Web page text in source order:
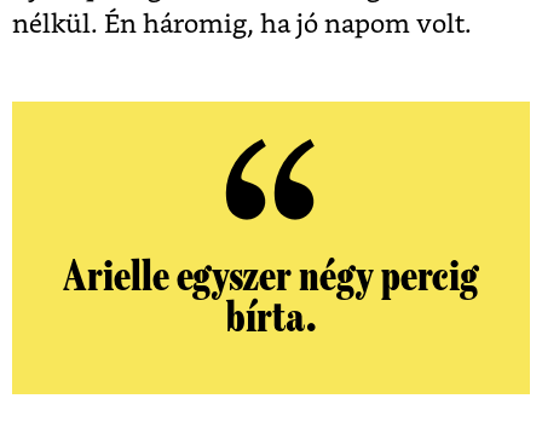
nélkül. Én háromig, ha jó napom volt.
Arielle egyszer négy percig
bírta.